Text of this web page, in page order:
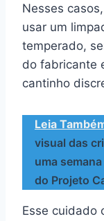
Nesses
usar um
temperado,
do fabricante
cantinho
Leia
visual das
uma
do Projeto
Esse cuidado